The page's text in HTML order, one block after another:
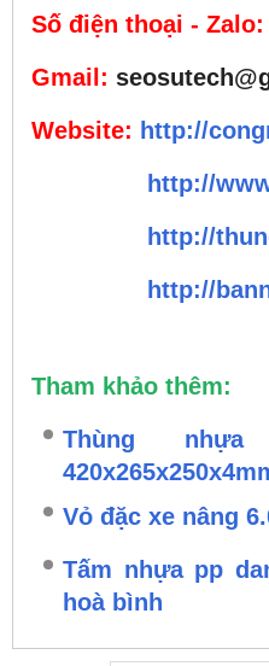
Số điện thoại - Zalo:
Gmail:
Website: http://
http://
http://
http://
Tham khảo thêm:
Thùng
Vỏ đặc xe nâng
Tấm nhựa pp
hoà bình